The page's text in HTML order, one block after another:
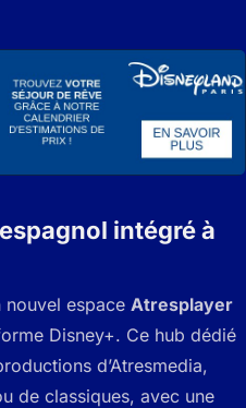
intégré à
espace Atresplayer
Disney+. Ce hub dédié
d’Atresmedia,
de classiques, avec une